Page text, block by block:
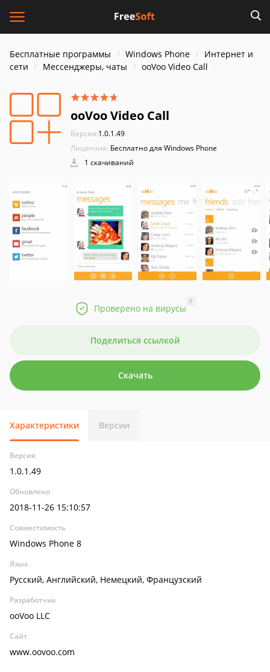
Бесплатные программы Windows Phone
Интернет и
cети
Мессенджеры, чаты ooVoo Video Call
ooVoo Video Call
Версия:1.0.1.49
Лицензия: Бесплатно для Windows Phone
1 скачиваний
Проверено на вирусы
?
Поделиться ссылкой
Скачать
Характеристики Версии
Версия
1.0.1.49
Обновлено
2018-11-26 15:10:57
Совместимость
Windows Phone 8
Язык
Русский, Английский, Немецкий, Французский
Разработчик
ooVoo LLC
Сайт
www.oovoo.com